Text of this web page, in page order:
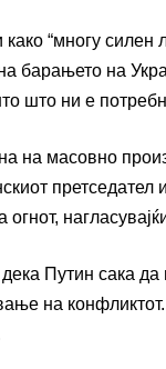
“многу силен
барањето на
што ни е
на масовно
претседател
Путин сака
на конфликтот.